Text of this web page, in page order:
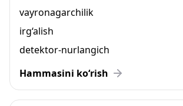
vayronagarchilik
irg‘alish
detektor-nurlangich
Hammasini ko‘rish